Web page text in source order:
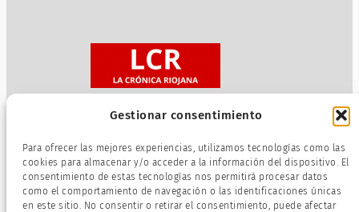
Gestionar consentimiento
Para ofrecer las mejores experiencias, utilizamos tecnologías como las
cookies para almacenar y/o acceder a la información del dispositivo. El
consentimiento de estas tecnologías nos permitirá procesar datos
como el comportamiento de navegación o las identificaciones únicas
en este sitio. No consentir o retirar el consentimiento, puede afectar
Política de privacidad
Términos de servicio
Política de cookies